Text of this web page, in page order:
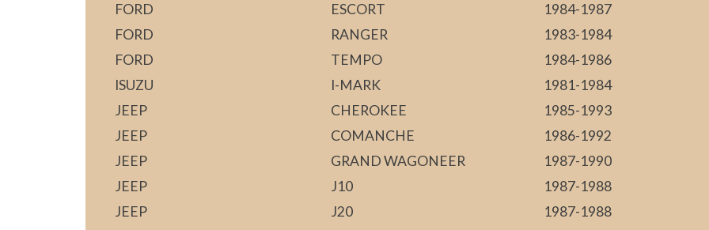
FORD
ESCORT
1984-1987
FORD
RANGER
1983-1984
FORD
TEMPO
1984-1986
ISUZU
I-MARK
1981-1984
JEEP
CHEROKEE
1985-1993
JEEP
COMANCHE
1986-1992
JEEP
GRAND WAGONEER
1987-1990
JEEP
J10
1987-1988
JEEP
J20
1987-1988